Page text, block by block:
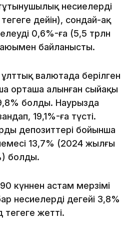
несиелердің
дейін), сондай-ақ
0,6%-ға (5,5 трлн
байланысты.
валютада берілген
орташа алынған сыйақы
болды. Наурызда
19,1%-ға түсті.
депозиттері бойынша
13,7% (2024 жылғы
болды.
күннен астам мерзімі
несиелердің деңгейі 3,8%
жетті.